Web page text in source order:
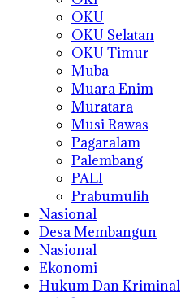
OKU
OKU Selatan
OKU Timur
Muba
Muara Enim
Muratara
Musi Rawas
Pagaralam
Palembang
PALI
Prabumulih
Nasional
Desa Membangun
Nasional
Ekonomi
Hukum Dan Kriminal